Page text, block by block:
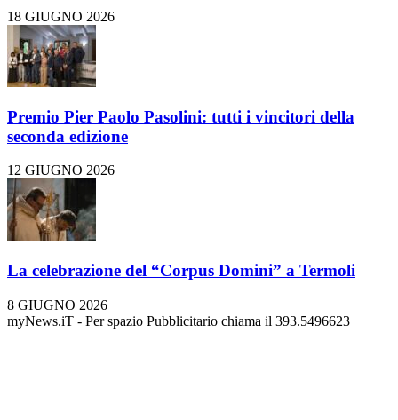
18 GIUGNO 2026
Premio Pier Paolo Pasolini: tutti i vincitori della
seconda edizione
12 GIUGNO 2026
La celebrazione del “Corpus Domini” a Termoli
8 GIUGNO 2026
myNews.iT - Per spazio Pubblicitario chiama il 393.5496623